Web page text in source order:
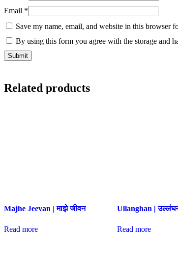
Email *
Save my name, email, and website in this browser
By using this form you agree with the storage and
Related products
Majhe Jeevan | माझे जीवन
Read more
Ullanghan |
Read more